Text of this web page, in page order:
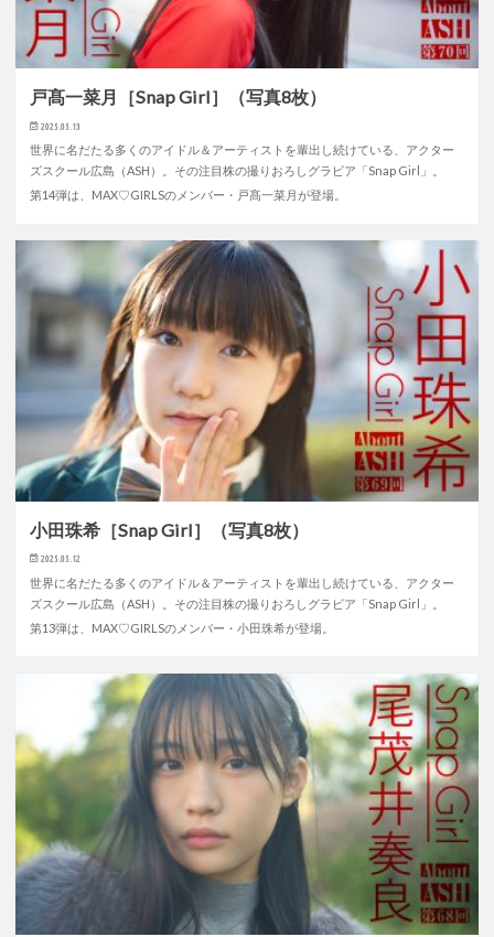
戸髙一菜月［Snap Girl］（写真8枚）
2025.05.13
世界に名だたる多くのアイドル＆アーティストを輩出し続けている、アクター
ズスクール広島（ASH）。その注目株の撮りおろしグラビア「Snap Girl」。
第14弾は、MAX♡GIRLSのメンバー・戸髙一菜月が登場。
小田珠希［Snap Girl］（写真8枚）
2025.05.12
世界に名だたる多くのアイドル＆アーティストを輩出し続けている、アクター
ズスクール広島（ASH）。その注目株の撮りおろしグラビア「Snap Girl」。
第13弾は、MAX♡GIRLSのメンバー・小田珠希が登場。